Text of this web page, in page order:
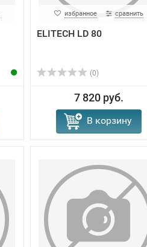
избранное сравнить
ELITECH LD 80
(0)
7 820 руб.
В корзину